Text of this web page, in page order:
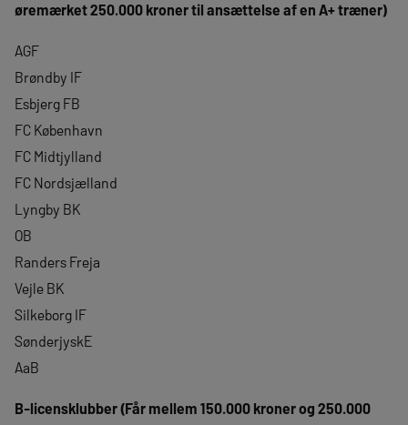
øremærket 250.000 kroner til ansættelse af en A+ træner)
AGF
Brøndby IF
Esbjerg FB
FC København
FC Midtjylland
FC Nordsjælland
Lyngby BK
OB
Randers Freja
Vejle BK
Silkeborg IF
SønderjyskE
AaB
B-licensklubber (Får mellem 150.000 kroner og 250.000